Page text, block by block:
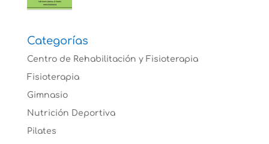
Categorías
Centro de Rehabilitación y Fisioterapia
Fisioterapia
Gimnasio
Nutrición Deportiva
Pilates